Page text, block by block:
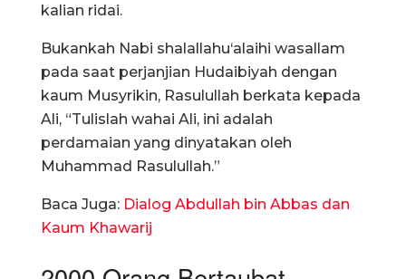
kalian ridai.
Bukankah Nabi shalallahu‘alaihi wasallam
pada saat perjanjian Hudaibiyah dengan
kaum Musyrikin, Rasulullah berkata kepada
Ali, “Tulislah wahai Ali, ini adalah
perdamaian yang dinyatakan oleh
Muhammad Rasulullah.”
Baca Juga: Dialog Abdullah bin Abbas dan
Kaum Khawarij